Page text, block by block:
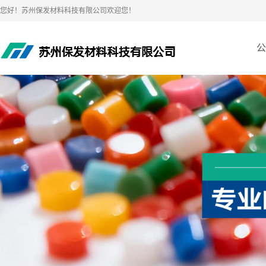
您好！苏州保发材料科技有限公司欢迎您！